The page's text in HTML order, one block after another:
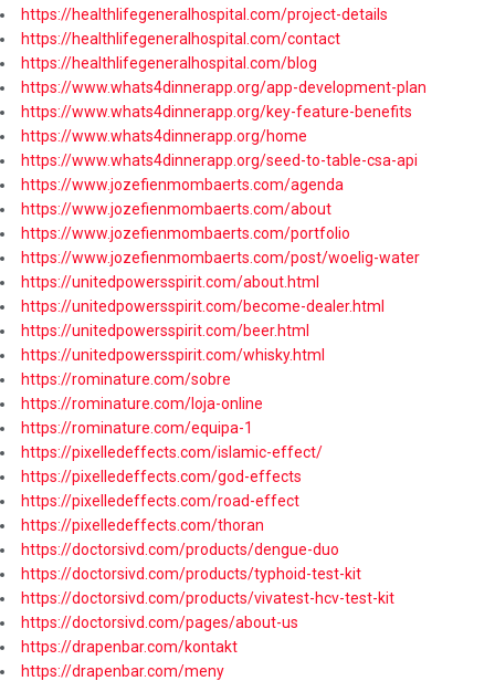
https://healthlifegeneralhospital.com/project-details
https://healthlifegeneralhospital.com/contact
https://healthlifegeneralhospital.com/blog
https://www.whats4dinnerapp.org/app-development-plan
https://www.whats4dinnerapp.org/key-feature-benefits
https://www.whats4dinnerapp.org/home
https://www.whats4dinnerapp.org/seed-to-table-csa-api
https://www.jozefienmombaerts.com/agenda
https://www.jozefienmombaerts.com/about
https://www.jozefienmombaerts.com/portfolio
https://www.jozefienmombaerts.com/post/woelig-water
https://unitedpowersspirit.com/about.html
https://unitedpowersspirit.com/become-dealer.html
https://unitedpowersspirit.com/beer.html
https://unitedpowersspirit.com/whisky.html
https://rominature.com/sobre
https://rominature.com/loja-online
https://rominature.com/equipa-1
https://pixelledeffects.com/islamic-effect/
https://pixelledeffects.com/god-effects
https://pixelledeffects.com/road-effect
https://pixelledeffects.com/thoran
https://doctorsivd.com/products/dengue-duo
https://doctorsivd.com/products/typhoid-test-kit
https://doctorsivd.com/products/vivatest-hcv-test-kit
https://doctorsivd.com/pages/about-us
https://drapenbar.com/kontakt
https://drapenbar.com/meny